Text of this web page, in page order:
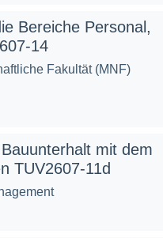
Bereiche Personal,
14
Fakultät (MNF)
mit dem
TUV2607-11d